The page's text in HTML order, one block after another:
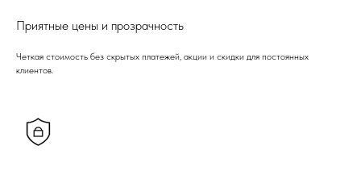
Приятные цены и прозрачность
Четкая стоимость без скрытых платежей, акции и скидки для постоянных
клиентов.